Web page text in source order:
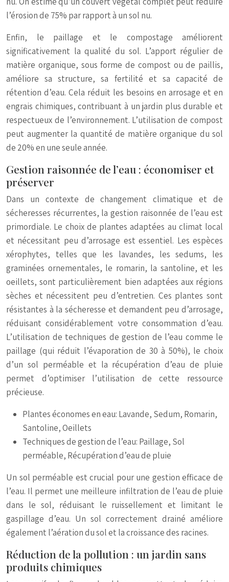
l’érosion de 75% par rapport à un sol nu.
Enfin, le paillage et le compostage améliorent
significativement la qualité du sol. L’apport régulier de
matière organique, sous forme de compost ou de paillis,
améliore sa structure, sa fertilité et sa capacité de
rétention d’eau. Cela réduit les besoins en arrosage et en
engrais chimiques, contribuant à un jardin plus durable et
respectueux de l’environnement. L’utilisation de compost
peut augmenter la quantité de matière organique du sol
de 20% en une seule année.
Gestion raisonnée de l’eau : économiser et
préserver
Dans un contexte de changement climatique et de
sécheresses récurrentes, la gestion raisonnée de l’eau est
primordiale. Le choix de plantes adaptées au climat local
et nécessitant peu d’arrosage est essentiel. Les espèces
xérophytes, telles que les lavandes, les sedums, les
graminées ornementales, le romarin, la santoline, et les
oeillets, sont particulièrement bien adaptées aux régions
sèches et nécessitent peu d’entretien. Ces plantes sont
résistantes à la sécheresse et demandent peu d’arrosage,
réduisant considérablement votre consommation d’eau.
L’utilisation de techniques de gestion de l’eau comme le
paillage (qui réduit l’évaporation de 30 à 50%), le choix
d’un sol perméable et la récupération d’eau de pluie
permet d’optimiser l’utilisation de cette ressource
précieuse.
Plantes économes en eau: Lavande, Sedum, Romarin,
Santoline, Oeillets
Techniques de gestion de l’eau: Paillage, Sol
perméable, Récupération d’eau de pluie
Un sol perméable est crucial pour une gestion efficace de
l’eau. Il permet une meilleure infiltration de l’eau de pluie
dans le sol, réduisant le ruissellement et limitant le
gaspillage d’eau. Un sol correctement drainé améliore
également l’aération du sol et la croissance des racines.
Réduction de la pollution : un jardin sans
produits chimiques